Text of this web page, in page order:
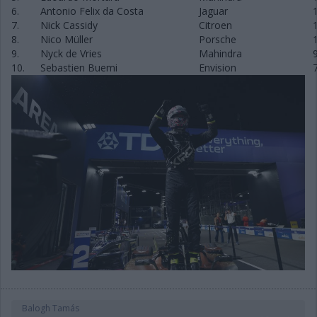
6.
Antonio Felix da Costa Jaguar
7.
Nick Cassidy Citroen
8.
Nico Müller Porsche
9.
Nyck de Vries Mahindra
10.
Sebastien Buemi Envision
Balogh Tamás